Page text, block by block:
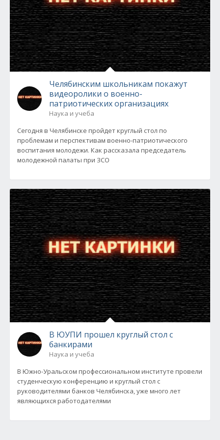
Челябинским школьникам покажут
видеоролики о военно-
патриотических организациях
Наука и учеба
Сегодня в Челябинске пройдет круглый стол по
проблемам и перспективам военно-патриотического
воспитания молодежи. Как рассказала председатель
молодежной палаты при ЗСО
В ЮУПИ прошел круглый стол с
банкирами
Наука и учеба
В Южно-Уральском профессиональном институте провели
студенческую конференцию и круглый стол с
руководителями банков Челябинска, уже много лет
являющихся работодателями